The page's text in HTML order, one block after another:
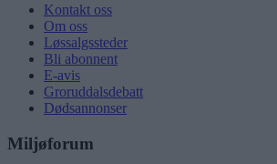
Kontakt oss
Om oss
Løssalgssteder
Bli abonnent
E-avis
Groruddalsdebatt
Dødsannonser
Miljøforum